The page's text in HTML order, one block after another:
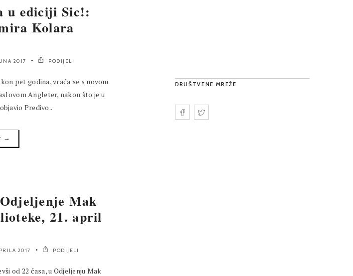
u ediciji Sic!:
Kolara
2017 PODIJELI
pet godina, vraća se s novom
Angleter, nakon što je u
Predivo..
→
Mak
21. april
2017 PODIJELI
od 22 časa, u Odjeljenju Mak
DRUŠTVENE MREŽE